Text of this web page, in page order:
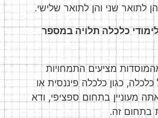
לתואר שני והן לתואר שלישי.
כלכלה תלויה במספר
מציעים התמחויות
כגון כלכלה פיננסית או
מעוניין בתחום ספציפי, ודא
בתחום זה.